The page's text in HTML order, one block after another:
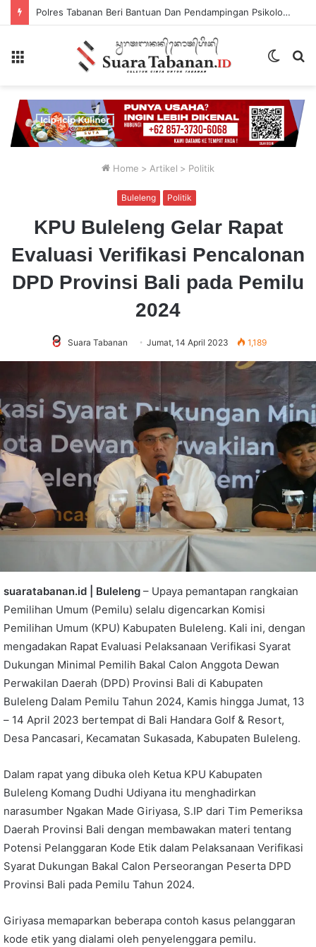
Polres Tabanan Beri Bantuan Dan Pendampingan Psikologis
Switch
Home > Artikel > Politik
Buleleng Politik
KPU Buleleng Gelar Rapat
Evaluasi Verifikasi Pencalonan
DPD Provinsi Bali pada Pemilu
2024
Suara Tabanan Jumat, 14 April 2023 1,189
suaratabanan.id | Buleleng – Upaya pemantapan rangkaian
Pemilihan Umum (Pemilu) selalu digencarkan Komisi
Pemilihan Umum (KPU) Kabupaten Buleleng. Kali ini, dengan
mengadakan Rapat Evaluasi Pelaksanaan Verifikasi Syarat
Dukungan Minimal Pemilih Bakal Calon Anggota Dewan
Perwakilan Daerah (DPD) Provinsi Bali di Kabupaten
Buleleng Dalam Pemilu Tahun 2024, Kamis hingga Jumat, 13
– 14 April 2023 bertempat di Bali Handara Golf & Resort,
Desa Pancasari, Kecamatan Sukasada, Kabupaten Buleleng.
Dalam rapat yang dibuka oleh Ketua KPU Kabupaten
Buleleng Komang Dudhi Udiyana itu menghadirkan
narasumber Ngakan Made Giriyasa, S.IP dari Tim Pemeriksa
Daerah Provinsi Bali dengan membawakan materi tentang
Potensi Pelanggaran Kode Etik dalam Pelaksanaan Verifikasi
Syarat Dukungan Bakal Calon Perseorangan Peserta DPD
Provinsi Bali pada Pemilu Tahun 2024.
Giriyasa memaparkan beberapa contoh kasus pelanggaran
kode etik yang dialami oleh penyelenggara pemilu.